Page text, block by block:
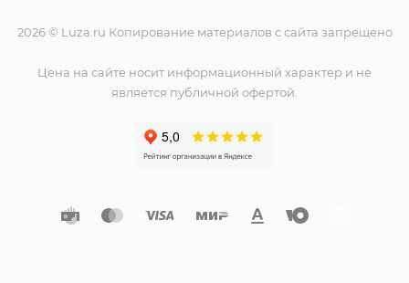
2026 © Luza.ru Копирование материалов с сайта запрещено
Цена на сайте носит информационный характер и не
является публичной офертой.